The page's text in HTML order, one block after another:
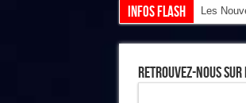
Infos flash Les
Retrouvez-Nous Sur